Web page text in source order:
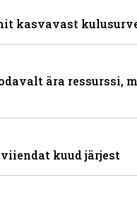
kasvavast
ära ressurssi,
kuud järjest